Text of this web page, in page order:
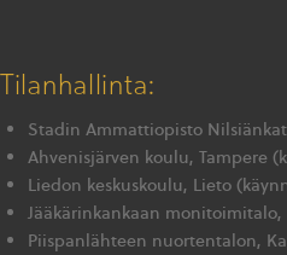
Tilanhallinta:
Stadin Ammattiopisto
Ahvenisjärven koulu, Tampere
Liedon keskuskoulu, Lieto
Jääkärinkankaan
Piispanlähteen nuortentalon,